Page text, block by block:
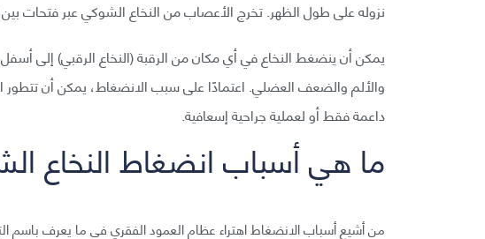
نزوله على طول الظهر. تخرج الأعصاب من النخاع الشوكي عبر فتحات
يمكن أن ينضغط النخاع في أي مكان من الرقبة (النخاع الرقبي) إلى
والألم والضعف العضلي. اعتمادًا على سبب الانضغاط، يمكن أن تتطور
داعمة فقط أو لعملية جراحية إسعافية.
ما هي أسباب انضغاط النخاع
من أشيع أسباب الانضغاط اهتراء عظام العمود الفقري في ما يعرف باسم